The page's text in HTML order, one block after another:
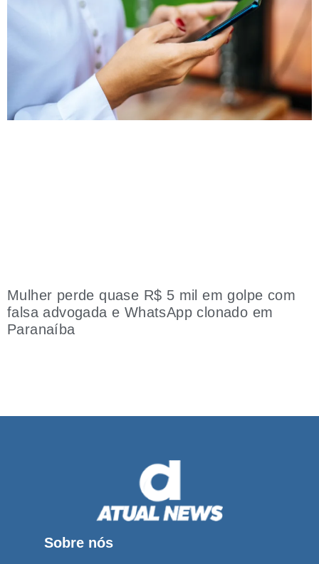
Mulher perde quase R$ 5 mil em golpe com
falsa advogada e WhatsApp clonado em
Paranaíba
Sobre nós